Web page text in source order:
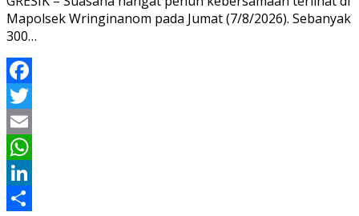
Mapolsek Wringinanom pada Jumat (7/8/2026). Sebanyak
300…
Facebook
Twitter
Email
WhatsApp
LinkedIn